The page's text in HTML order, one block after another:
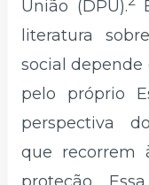
União (DPU).
literatura
social depende
pelo próprio
perspectiva
que recorrem